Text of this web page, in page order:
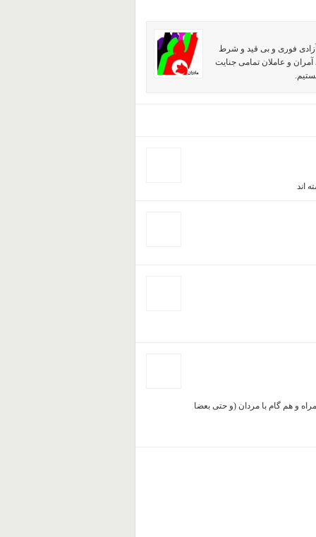
آزادی فوری و بی قید و شرط
و عاملان تمامی جنایت
اند
و هم گام با مردان (و حتی بعضا